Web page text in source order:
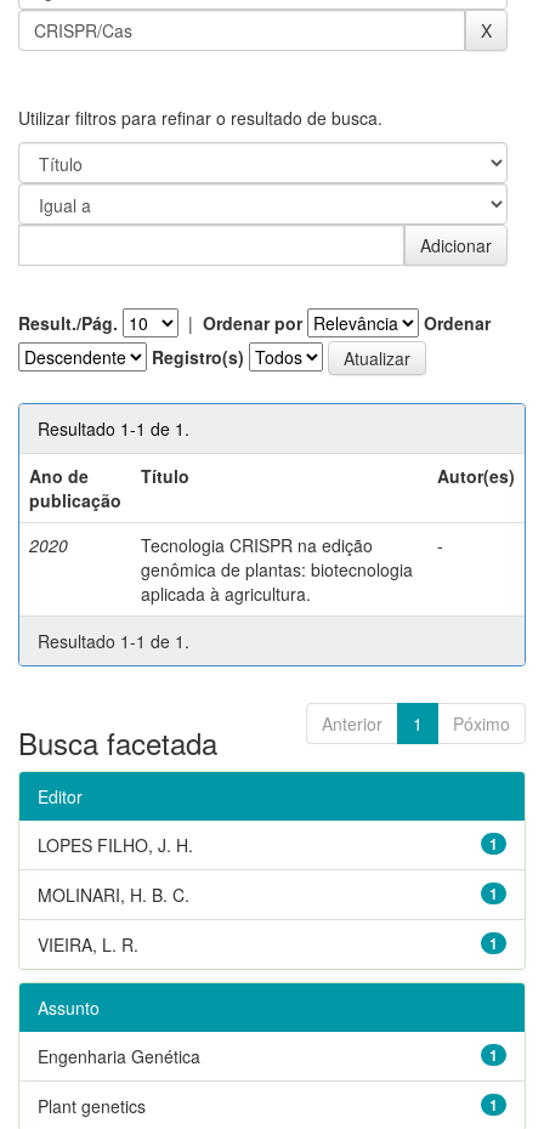
Utilizar filtros para refinar o resultado de busca.
Result./Pág. | Ordenar por
Ordenar
Registro(s)
Resultado 1-1 de 1.
Ano de
publicação
Título Autor(es)
2020
Tecnologia CRISPR na edição
genômica de plantas: biotecnologia
aplicada à agricultura.
-
Resultado 1-1 de 1.
Anterior 1 Póximo
Busca facetada
Editor
1
LOPES FILHO, J. H.
1
MOLINARI, H. B. C.
1
VIEIRA, L. R.
Assunto
1
Engenharia Genética
1
Plant genetics